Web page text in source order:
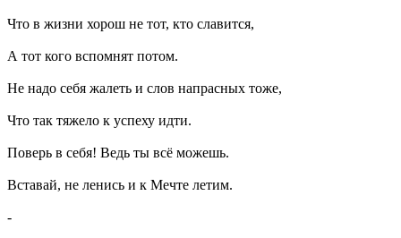
Что в жизни хорош не тот, кто славится,
А тот кого вспомнят потом.
Не надо себя жалеть и слов напрасных тоже,
Что так тяжело к успеху идти.
Поверь в себя! Ведь ты всё можешь.
Вставай, не ленись и к Мечте летим.
-